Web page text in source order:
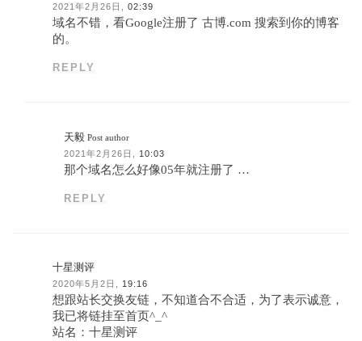
2021年2月26日, 02:39
域名不错，看Google注册了 古博.com 搜索到你的博客
的。
REPLY
天毅 Post author
2021年2月26日,
10:03
那个域名怎么好像05年就注册了 …
REPLY
十星测评
2020年5月2日, 19:16
想跟站长交换友链，不知道合不合适，为了表示诚意，
我已将链挂至首页^_^
站名：十星测评